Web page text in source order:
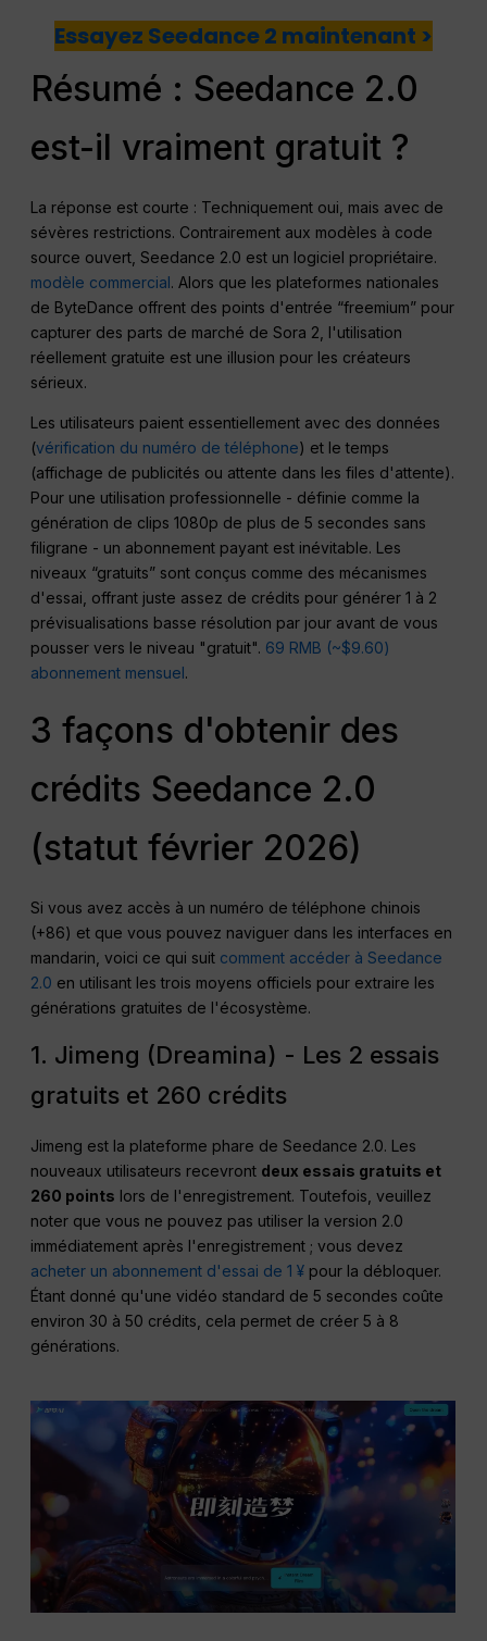
Essayez Seedance 2 maintenant >
Résumé : Seedance 2.0
est-il vraiment gratuit ?
La réponse est courte : Techniquement oui, mais avec de
sévères restrictions. Contrairement aux modèles à code
source ouvert, Seedance 2.0 est un logiciel propriétaire.
modèle commercial. Alors que les plateformes nationales
de ByteDance offrent des points d'entrée “freemium” pour
capturer des parts de marché de Sora 2, l'utilisation
réellement gratuite est une illusion pour les créateurs
sérieux.
Les utilisateurs paient essentiellement avec des données
(vérification du numéro de téléphone) et le temps
(affichage de publicités ou attente dans les files d'attente).
Pour une utilisation professionnelle - définie comme la
génération de clips 1080p de plus de 5 secondes sans
filigrane - un abonnement payant est inévitable. Les
niveaux “gratuits” sont conçus comme des mécanismes
d'essai, offrant juste assez de crédits pour générer 1 à 2
prévisualisations basse résolution par jour avant de vous
pousser vers le niveau "gratuit". 69 RMB (~$9.60)
abonnement mensuel.
3 façons d'obtenir des
crédits Seedance 2.0
(statut février 2026)
Si vous avez accès à un numéro de téléphone chinois
(+86) et que vous pouvez naviguer dans les interfaces en
mandarin, voici ce qui suit comment accéder à Seedance
2.0 en utilisant les trois moyens officiels pour extraire les
générations gratuites de l'écosystème.
1. Jimeng (Dreamina) - Les 2 essais
gratuits et 260 crédits
Jimeng est la plateforme phare de Seedance 2.0. Les
nouveaux utilisateurs recevront deux essais gratuits et
260 points lors de l'enregistrement. Toutefois, veuillez
noter que vous ne pouvez pas utiliser la version 2.0
immédiatement après l'enregistrement ; vous devez
acheter un abonnement d'essai de 1 ¥ pour la débloquer.
Étant donné qu'une vidéo standard de 5 secondes coûte
environ 30 à 50 crédits, cela permet de créer 5 à 8
générations.